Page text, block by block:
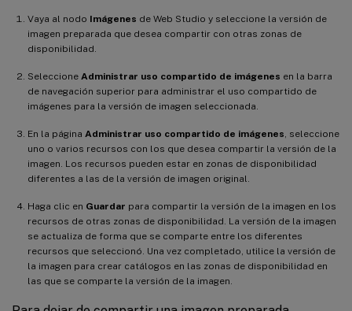
Vaya al nodo Imágenes de Web Studio y seleccione la versión de
imagen preparada que desea compartir con otras zonas de
disponibilidad.
Seleccione Administrar uso compartido de imágenes en la barra
de navegación superior para administrar el uso compartido de
imágenes para la versión de imagen seleccionada.
En la página Administrar uso compartido de imágenes , seleccione
uno o varios recursos con los que desea compartir la versión de la
imagen. Los recursos pueden estar en zonas de disponibilidad
diferentes a las de la versión de imagen original.
Haga clic en Guardar para compartir la versión de la imagen en los
recursos de otras zonas de disponibilidad. La versión de la imagen
se actualiza de forma que se comparte entre los diferentes
recursos que seleccionó. Una vez completado, utilice la versión de
la imagen para crear catálogos en las zonas de disponibilidad en
las que se comparte la versión de la imagen.